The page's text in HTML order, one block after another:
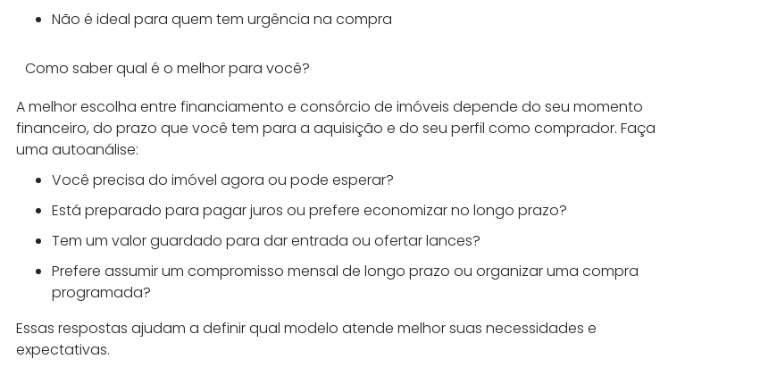
Não é ideal para quem tem urgência na compra
Como saber qual é o melhor para você?
A melhor escolha entre financiamento e consórcio de imóveis depende do seu momento
financeiro, do prazo que você tem para a aquisição e do seu perfil como comprador. Faça
uma autoanálise:
Você precisa do imóvel agora ou pode esperar?
Está preparado para pagar juros ou prefere economizar no longo prazo?
Tem um valor guardado para dar entrada ou ofertar lances?
Prefere assumir um compromisso mensal de longo prazo ou organizar uma compra
programada?
Essas respostas ajudam a definir qual modelo atende melhor suas necessidades e
expectativas.